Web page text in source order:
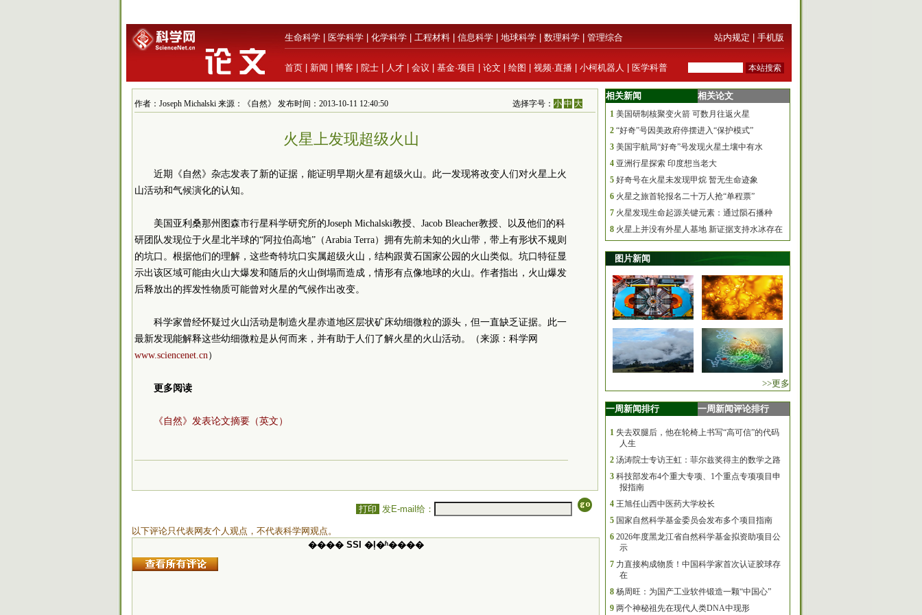
生命科学 医学科学 化学科学 工程材料 信息科学 地球科学 数理科学 管理综合 站内规定 手机版
首页 新闻 博客 院士 人才 会议 基金·项目 论文 绘图 视频·直播 小柯机器人 医学科普
作者：Joseph Michalski 来源：《自然》 发布时间：2013-10-11 12:40:50 选择字号：小 中 大
火星上发现超级火山
近期《自然》杂志发表了新的证据，能证明早期火星有超级火山。此一发现将改变人们对火星上火
山活动和气候演化的认知。
美国亚利桑那州图森市行星科学研究所的Joseph Michalski教授、Jacob Bleacher教授、以及他们的科
研团队发现位于火星北半球的“阿拉伯高地”（Arabia Terra）拥有先前未知的火山带，带上有形状不规则
的坑口。根据他们的理解，这些奇特坑口实属超级火山，结构跟黄石国家公园的火山类似。坑口特征显
示出该区域可能由火山大爆发和随后的火山倒塌而造成，情形有点像地球的火山。作者指出，火山爆发
后释放出的挥发性物质可能曾对火星的气候作出改变。
科学家曾经怀疑过火山活动是制造火星赤道地区层状矿床幼细微粒的源头，但一直缺乏证据。此一
最新发现能解释这些幼细微粒是从何而来，并有助于人们了解火星的火山活动。（来源：科学网
www.sciencenet.cn）
更多阅读
《自然》发表论文摘要（英文）
打印 发E-mail给：
以下评论只代表网友个人观点，不代表科学网观点。
���� SSI �ļ�ʱ����
相关新闻 相关论文
1 美国研制核聚变火箭 可数月往返火星
2 “好奇”号因美政府停摆进入“保护模式”
3 美国宇航局“好奇”号发现火星土壤中有水
4 亚洲行星探索 印度想当老大
5 好奇号在火星未发现甲烷 暂无生命迹象
6 火星之旅首轮报名二十万人抢“单程票”
7 火星发现生命起源关键元素：通过陨石播种
8 火星上并没有外星人基地 新证据支持水冰存在
图片新闻
>>更多
一周新闻排行 一周新闻评论排行
1 失去双腿后，他在轮椅上书写“高可信”的代码
人生
2 汤涛院士专访王虹：菲尔兹奖得主的数学之路
3 科技部发布4个重大专项、1个重点专项项目申
报指南
4 王旭任山西中医药大学校长
5 国家自然科学基金委员会发布多个项目指南
6 2026年度黑龙江省自然科学基金拟资助项目公
示
7 力直接构成物质！中国科学家首次认证胶球存
在
8 杨周旺：为国产工业软件锻造一颗“中国心”
9 两个神秘祖先在现代人类DNA中现形